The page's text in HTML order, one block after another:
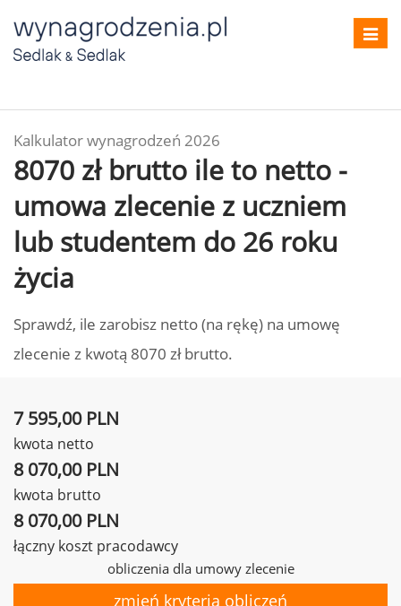
Kalkulator wynagrodzeń 2026
8070 zł brutto ile to netto -
umowa zlecenie z uczniem
lub studentem do 26 roku
życia
Sprawdź, ile zarobisz netto (na rękę) na umowę
zlecenie z kwotą 8070 zł brutto.
7 595,00 PLN
kwota netto
8 070,00 PLN
kwota brutto
8 070,00 PLN
łączny koszt pracodawcy
obliczenia dla umowy zlecenie
zmień kryteria obliczeń